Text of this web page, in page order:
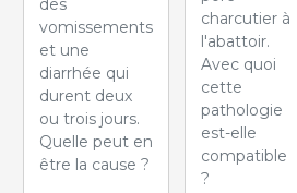
des
vomissements
et une
diarrhée qui
durent deux
ou trois jours.
Quelle peut en
être la cause ?
charcutier à
l'abattoir.
Avec quoi
cette
pathologie
est-elle
compatible
?